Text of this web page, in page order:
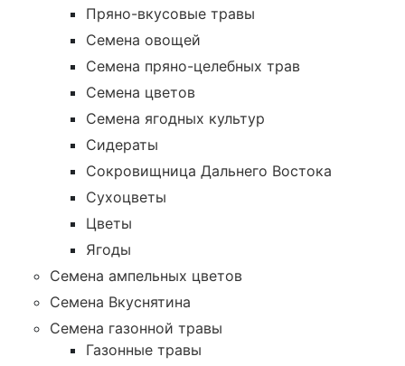
Пряно-вкусовые травы
Семена овощей
Семена пряно-целебных трав
Семена цветов
Семена ягодных культур
Сидераты
Сокровищница Дальнего Востока
Сухоцветы
Цветы
Ягоды
Семена ампельных цветов
Семена Вкуснятина
Семена газонной травы
Газонные травы